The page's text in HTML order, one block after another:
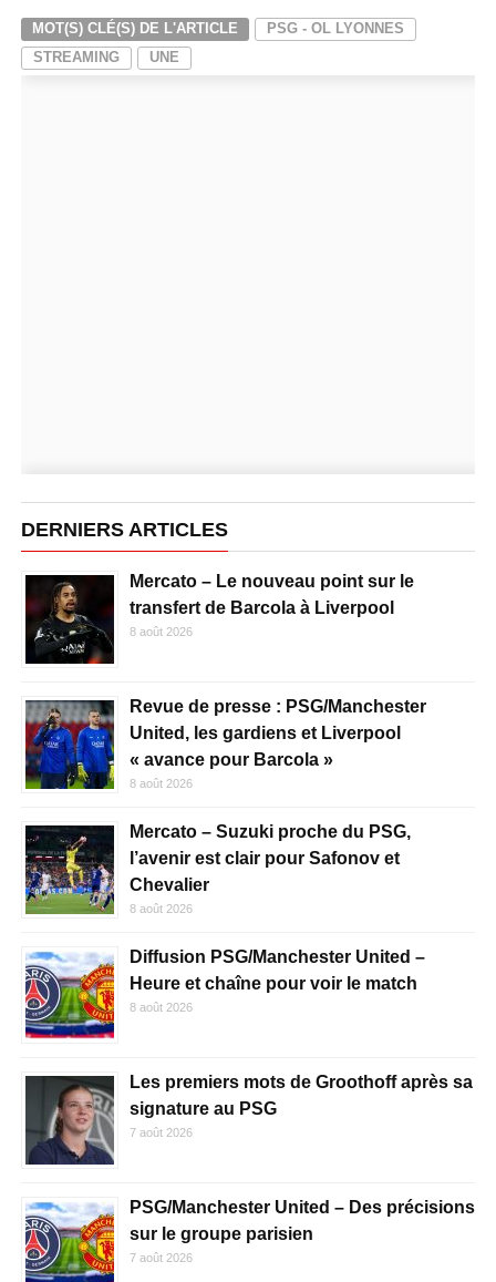
MOT(S) CLÉ(S) DE L'ARTICLE
PSG - OL LYONNES
STREAMING
UNE
DERNIERS ARTICLES
Mercato – Le nouveau point sur le
transfert de Barcola à Liverpool
8 août 2026
Revue de presse : PSG/Manchester
United, les gardiens et Liverpool
« avance pour Barcola »
8 août 2026
Mercato – Suzuki proche du PSG,
l’avenir est clair pour Safonov et
Chevalier
8 août 2026
Diffusion PSG/Manchester United –
Heure et chaîne pour voir le match
8 août 2026
Les premiers mots de Groothoff après sa
signature au PSG
7 août 2026
PSG/Manchester United – Des précisions
sur le groupe parisien
7 août 2026